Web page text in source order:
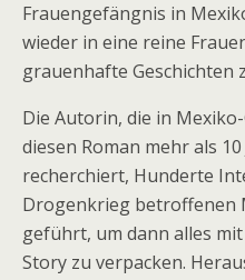
Frauengefängnis in
wieder in eine reine
grauenhafte Geschichten
Die Autorin, die in
diesen Roman mehr als
recherchiert, Hunderte
Drogenkrieg betroffenen
geführt, um dann alles
Story zu verpacken.